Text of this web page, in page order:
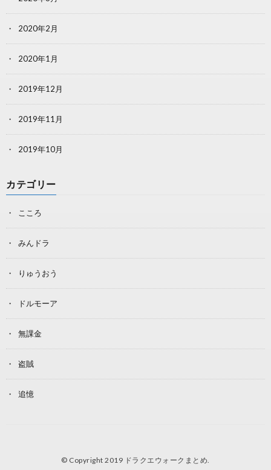
2020年2月
2020年1月
2019年12月
2019年11月
2019年10月
カテゴリー
こころ
みんドラ
りゅうおう
ドルモーア
無課金
盗賊
追憶
© Copyright 2019 ドラクエウォークまとめ.